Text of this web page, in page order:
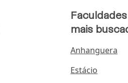
Faculdades
mais
Anhanguera
Estácio